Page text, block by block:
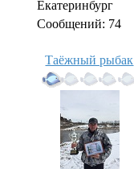
Екатеринбург
Сообщений: 74
Таёжный рыбак